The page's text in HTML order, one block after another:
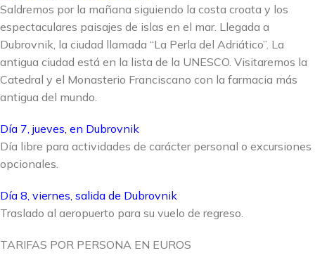
Saldremos por la mañana siguiendo la costa croata y los
espectaculares paisajes de islas en el mar. Llegada a
Dubrovnik, la ciudad llamada “La Perla del Adriático”. La
antigua ciudad está en la lista de la UNESCO. Visitaremos la
Catedral y el Monasterio Franciscano con la farmacia más
antigua del mundo.
Día 7, jueves, en Dubrovnik
Día libre para actividades de carácter personal o excursiones
opcionales.
Día 8, viernes, salida de Dubrovnik
Traslado al aeropuerto para su vuelo de regreso.
TARIFAS POR PERSONA EN EUROS